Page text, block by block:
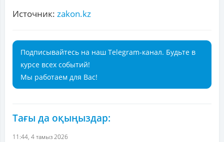
Источник: zakon.kz
Подписывайтесь на наш Telegram-канал. Будьте в
курсе всех событий!
Мы работаем для Вас!
Тағы да оқыңыздар:
11:44, 4 тамыз 2026